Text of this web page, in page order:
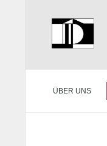
ÜBER UNS